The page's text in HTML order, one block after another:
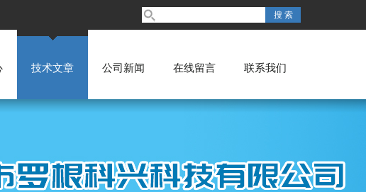
技术文章 公司新闻 在线留言 联系我们